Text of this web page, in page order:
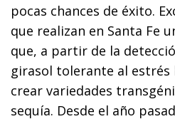
pocas chances de éxito.
que realizan en Santa Fe
que, a partir de la
girasol tolerante al estrés
crear variedades
sequía. Desde el año